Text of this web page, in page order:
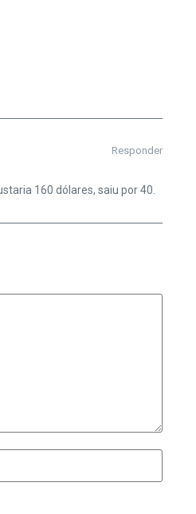
Responder
160 dólares, saiu por 40.